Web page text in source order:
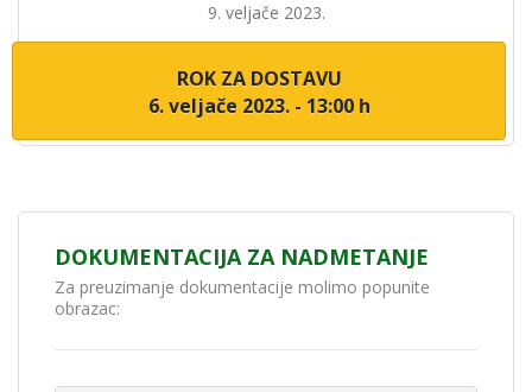
9. veljače 2023.
ROK ZA DOSTAVU
6. veljače 2023. - 13:00 h
DOKUMENTACIJA ZA NADMETANJE
Za preuzimanje dokumentacije molimo popunite
obrazac: